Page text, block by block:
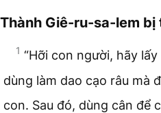
Thành Giê-ru-sa-lem
1 “Hỡi con người, hãy
dùng làm dao cạo râu mà
con. Sau đó, dùng cân để